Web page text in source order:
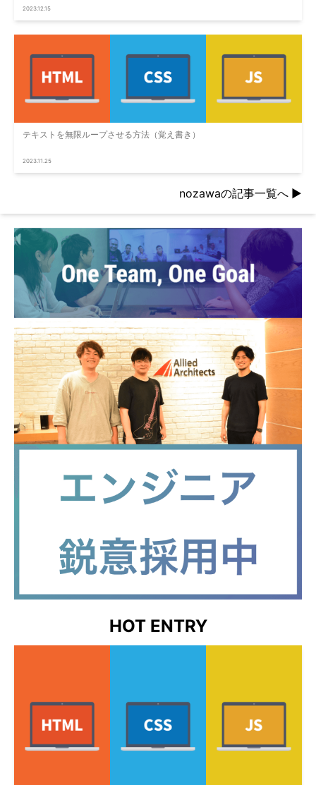
2023.12.15
テキストを無限ループさせる方法（覚え書き）
2023.11.25
nozawaの記事一覧へ ▶︎
HOT ENTRY